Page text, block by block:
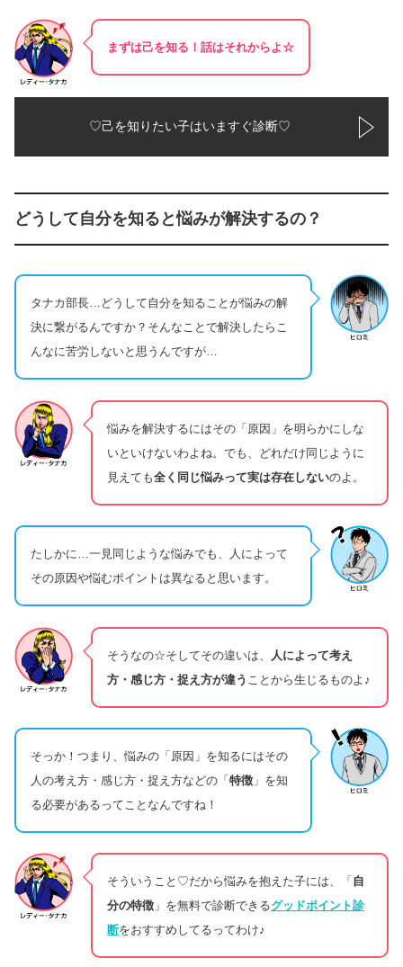
まずは己を知る！話はそれからよ☆
♡己を知りたい子はいますぐ診断♡
どうして自分を知ると悩みが解決するの？
タナカ部長…どうして自分を知ることが悩みの解
決に繋がるんですか？そんなことで解決したらこ
んなに苦労しないと思うんですが…
悩みを解決するにはその「原因」を明らかにしな
いといけないわよね。でも、どれだけ同じように
見えても全く同じ悩みって実は存在しないのよ。
たしかに…一見同じような悩みでも、人によって
その原因や悩むポイントは異なると思います。
そうなの☆そしてその違いは、
人によって考え
方・感じ方・捉え方が違う ことから生じるものよ♪
そっか！つまり、悩みの「原因」を知るにはその
人の考え方・感じ方・捉え方などの「 特徴 」を知
る必要があるってことなんですね！
そういうこと♡だから悩みを抱えた子には、「 自
分の特徴 」を無料で診断できるグッドポイント診
断をおすすめしてるってわけ♪